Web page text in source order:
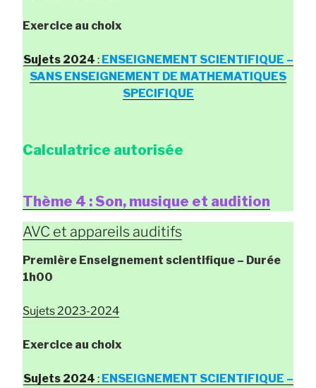
Exercice au choix
Sujets 2024 : ENSEIGNEMENT SCIENTIFIQUE –
SANS ENSEIGNEMENT DE MATHEMATIQUES
SPECIFIQUE
Calculatrice autorisée
Thème 4 : Son, musique et audition
AVC et appareils auditifs
Première Enseignement scientifique – Durée
1h00
Sujets 2023-2024
Exercice au choix
Sujets 2024 : ENSEIGNEMENT SCIENTIFIQUE –